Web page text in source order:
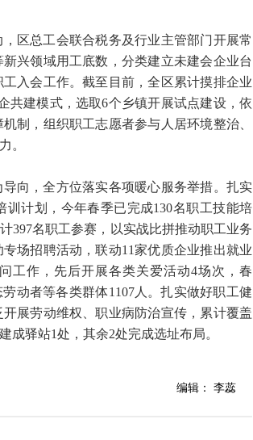
区总工会联合税务及行业主管部门开展常
兴领域用工底数，分类建立未建会企业台
入会工作。截至目前，全区累计摸排企业
共建模式，选取6个乡镇开展试点建设，依
制，组织职工志愿者参与人居环境整治、
。
向，全方位落实各项暖心服务举措。扎实
计划，今年春季已完成130名职工技能培
397名职工参赛，以实战比拼推动职工业务
场招聘活动，联动11家优质企业推出就业
工作，先后开展各类关爱活动4场次，春
动者等各类群体1107人。扎实做好职工健
展劳动维权、职业病防治宣传，累计覆盖
成驿站1处，其余2处完成选址布局。
编辑： 李蕊